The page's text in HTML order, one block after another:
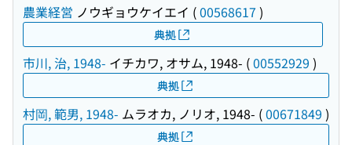
農業経営 ノウギョウケイエイ (00568617 )
典拠
市川, 治, 1948- イチカワ, オサム, 1948- (00552929 )
典拠
村岡, 範男, 1948- ムラオカ, ノリオ, 1948- (00671849 )
典拠